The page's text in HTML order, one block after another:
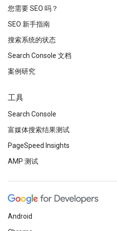
您需要 SEO 吗？
SEO 新手指南
搜索系统的状态
Search Console 文档
案例研究
工具
Search Console
富媒体搜索结果测试
PageSpeed Insights
AMP 测试
Android